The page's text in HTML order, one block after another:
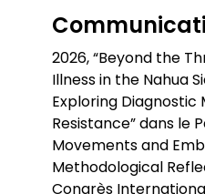
2026, “Beyond the
Illness in the Nahua
Exploring Diagnostic
Resistance” dans le
Movements and
Methodological
Congrès